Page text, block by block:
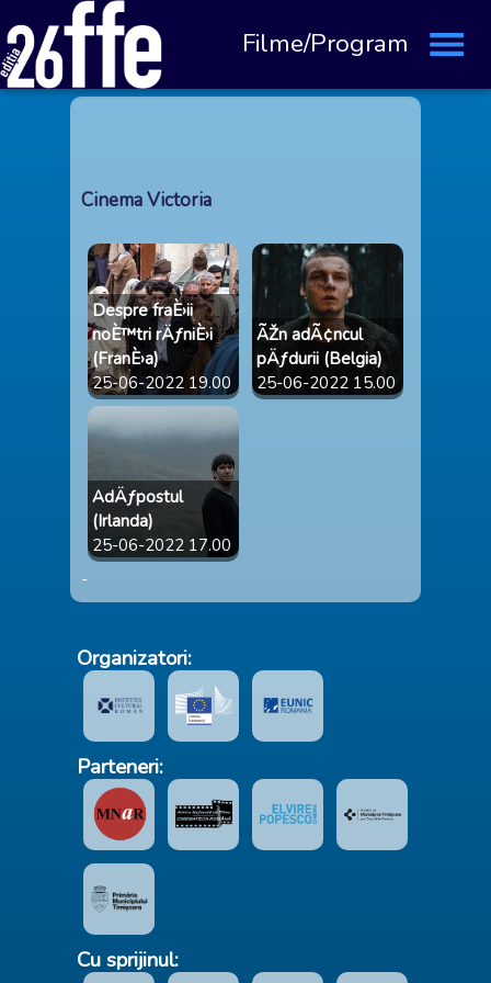
Cinema Victoria
Despre fraÈ›ii
noÈ™tri rÄƒniÈ›i
(FranÈ›a)
25-06-2022 19.00
ÃŽn adÃ¢ncul
pÄƒdurii (Belgia)
25-06-2022 15.00
AdÄƒpostul
(Irlanda)
25-06-2022 17.00
-
Organizatori:
Parteneri:
Cu sprijinul:
Filme/Program